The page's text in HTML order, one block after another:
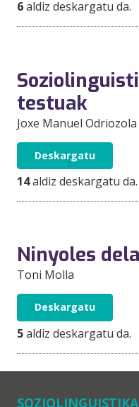
6aldiz deskargatu da.
testuak
Joxe Manuel Odriozola
Deskargatu
14aldiz deskargatu da.
Ninyoles
Toni Molla
Deskargatu
5aldiz deskargatu da.